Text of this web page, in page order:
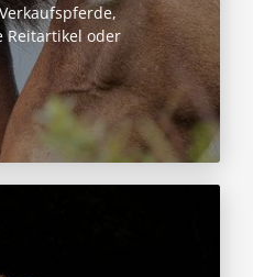
Reitartikel oder